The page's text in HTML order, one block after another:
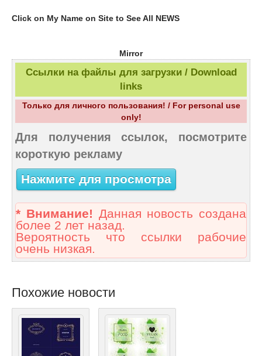
Click on My Name on Site to See All NEWS
Mirror
Ссылки на файлы для загрузки / Download
links
Только для личного пользования! / For personal use
only!
Для получения ссылок, посмотрите
короткую рекламу
Нажмите для просмотра
* Внимание! Данная новость создана
более 2 лет назад.
Вероятность что ссылки рабочие
очень низкая.
Похожие новости